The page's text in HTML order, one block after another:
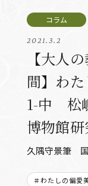
2021.3.2
【大人
間】わ
1-中 松
博物館研
久隅守景筆 国
＃わたしの偏愛